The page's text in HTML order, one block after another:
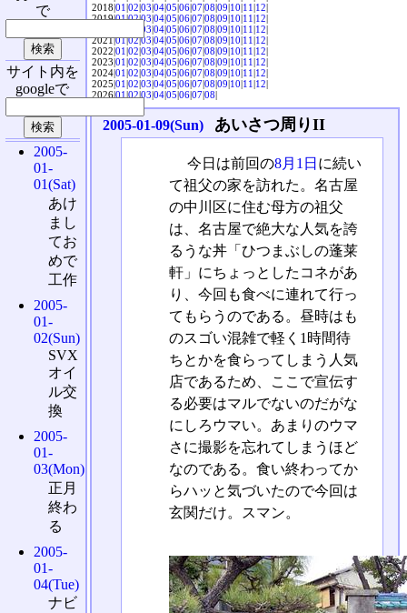
2018|01|02|03|04|05|06|07|08|09|10|11|12|
2019|01|02|03|04|05|06|07|08|09|10|11|12|
03|04|05|06|07|08|09|10|11|12|
2021|01|02|03|04|05|06|07|08|09|10|11|12|
2022|01|02|03|04|05|06|07|08|09|10|11|12|
2023|01|02|03|04|05|06|07|08|09|10|11|12|
2024|01|02|03|04|05|06|07|08|09|10|11|12|
2025|01|02|03|04|05|06|07|08|09|10|11|12|
2026|01|02|03|04|05|06|07|08|
2005-01-09(Sun) あいさつ周りII
今日は前回の8月1日 に続い
て祖父の家を訪れた。名古屋
の中川区に住む母方の祖父
は、名古屋で絶大な人気を誇
るうな丼「ひつまぶしの蓬莱
軒」にちょっとしたコネがあ
り、今回も食べに連れて行っ
てもらうのである。昼時はも
のスゴい混雑で軽く1時間待
ちとかを食らってしまう人気
店であるため、ここで宣伝す
る必要はマルでないのだがな
にしろウマい。あまりのウマ
さに撮影を忘れてしまうほど
なのである。食い終わってか
らハッと気づいたので今回は
玄関だけ。スマン。
で
サイト内を
googleで
2005-
01-
01(Sat)
あけ
まし
てお
めで
工作
2005-
01-
02(Sun)
SVX
オイ
ル交
換
2005-
01-
03(Mon)
正月
終わ
る
2005-
01-
04(Tue)
ナビ